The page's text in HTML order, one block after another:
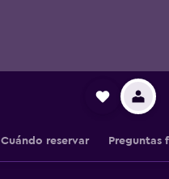
Cuándo reservar Preguntas